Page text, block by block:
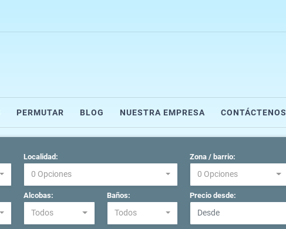
PERMUTAR BLOG NUESTRA EMPRESA CONTÁCTENOS
Localidad:
0 Opciones
Zona / barrio:
0 Opciones
Alcobas:
Todos
Baños:
Todos
Precio desde: